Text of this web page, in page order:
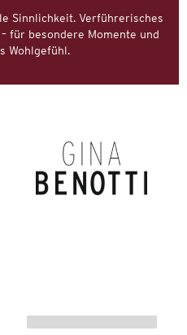
Sinnlichkeit. Verführerisches
für besondere Momente und
Wohlgefühl.